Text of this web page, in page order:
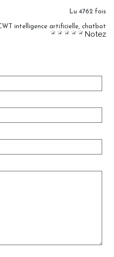
Lu 4762 fois
intelligence artificielle, chatbot
Notez